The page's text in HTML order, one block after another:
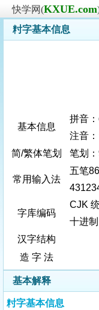
快学网(KXUE.com
籿字基本信息
基本信息
拼音：
注音
简/繁体笔划
笔划
常用输入法
五笔
字库编码
CJK
十进
汉字结构
造 字 法
基本解释
籿字基本信息